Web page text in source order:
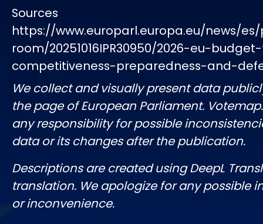
Sources
https://www.europarl.europa.eu/news/
room/20251016IPR30950/2026-eu-
competitiveness-preparedness-and-
We collect and visually present data
the page of European Parliament.
any responsibility for possible
data or its changes after the publication.
Descriptions are created using DeepL
translation. We apologize for any possible
or inconvenience.